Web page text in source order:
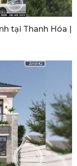
tại Thanh Hóa |